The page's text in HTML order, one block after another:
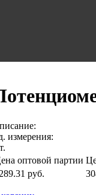
измерения:
оптовой партии
руб.